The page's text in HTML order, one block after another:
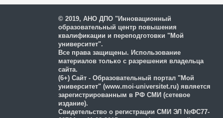
© 2019, АНО ДПО "Инновационный
образовательный центр повышения
квалификации и переподготовки "Мой
университет".
Все права защищены. Использование
материалов только с разрешения владельца
сайта.
(6+) Сайт - Образовательный портал "Мой
университет" (www.moi-universitet.ru) является
зарегистрированным в РФ СМИ (сетевое
издание).
Свидетельство о регистрации СМИ ЭЛ №ФС77-